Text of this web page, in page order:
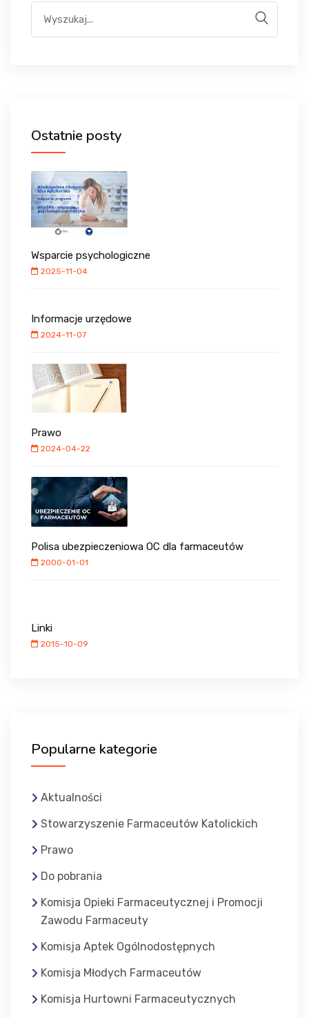
Ostatnie posty
Wsparcie psychologiczne
2025-11-04
Informacje urzędowe
2024-11-07
Prawo
2024-04-22
Polisa ubezpieczeniowa OC dla farmaceutów
2000-01-01
Linki
2015-10-09
Popularne kategorie
Aktualności
Stowarzyszenie Farmaceutów Katolickich
Prawo
Do pobrania
Komisja Opieki Farmaceutycznej i Promocji
Zawodu Farmaceuty
Komisja Aptek Ogólnodostępnych
Komisja Młodych Farmaceutów
Komisja Hurtowni Farmaceutycznych